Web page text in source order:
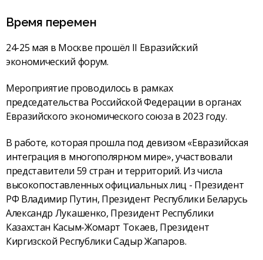
Время перемен
24-25 мая в Москве прошёл II Евразийский
экономический форум.
Мероприятие проводилось в рамках
председательства Российской Федерации в органах
Евразийского экономического союза в 2023 году.
В работе, которая прошла под девизом «Евразийская
интеграция в многополярном мире», участвовали
представители 59 стран и территорий. Из числа
высокопоставленных официальных лиц - Президент
РФ Владимир Путин, Президент Республики Беларусь
Александр Лукашенко, Президент Республики
Казахстан Касым-Жомарт Токаев, Президент
Киргизской Республики Садыр Жапаров.